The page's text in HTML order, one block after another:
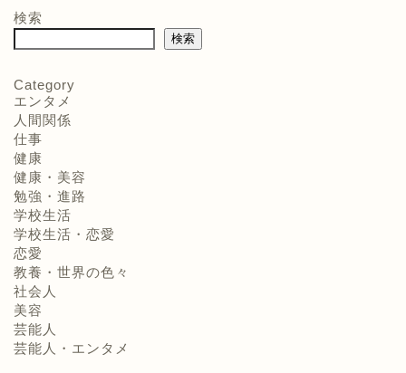
検索
検索
Category
エンタメ
人間関係
仕事
健康
健康・美容
勉強・進路
学校生活
学校生活・恋愛
恋愛
教養・世界の色々
社会人
美容
芸能人
芸能人・エンタメ